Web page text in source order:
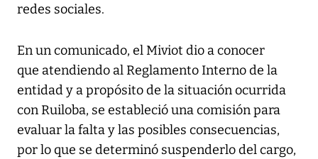
redes sociales.
En un comunicado, el Miviot dio a conocer
que atendiendo al Reglamento Interno de la
entidad y a propósito de la situación ocurrida
con Ruiloba, se estableció una comisión para
evaluar la falta y las posibles consecuencias,
por lo que se determinó suspenderlo del cargo,